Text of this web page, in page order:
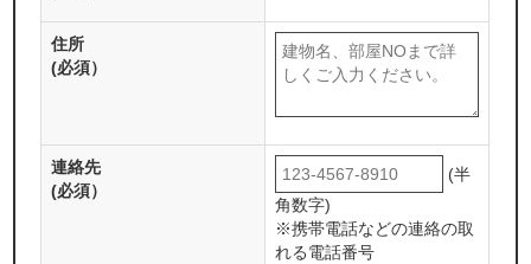
住所
(必須）
連絡先
(必須）
(半
角数字)
※携帯電話などの連絡の取
れる電話番号